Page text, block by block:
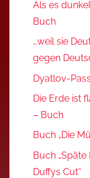
Als es
Buch
…weil sie
gegen
Dyatlov-
Die Erde ist
– Buch
Buch „Die
Buch
Duffys Cut“